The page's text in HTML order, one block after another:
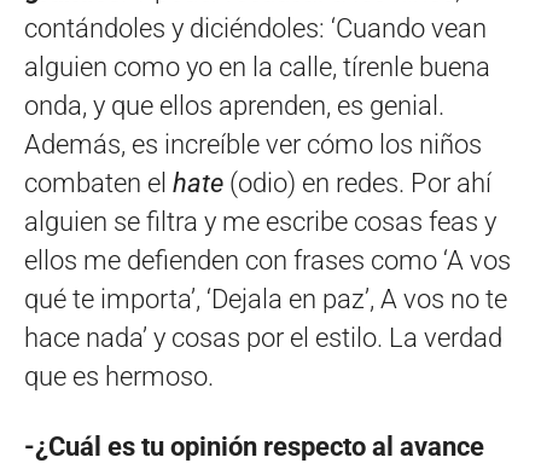
contándoles y diciéndoles: ‘Cuando vean
alguien como yo en la calle, tírenle buena
onda, y que ellos aprenden, es genial.
Además, es increíble ver cómo los niños
combaten el hate (odio) en redes. Por ahí
alguien se filtra y me escribe cosas feas y
ellos me defienden con frases como ‘A vos
qué te importa’, ‘Dejala en paz’, A vos no te
hace nada’ y cosas por el estilo. La verdad
que es hermoso.
-¿Cuál es tu opinión respecto al avance